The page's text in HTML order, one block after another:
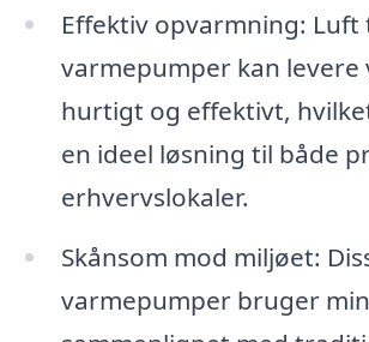
Effektiv opvarmning: Luft
varmepumper kan levere
hurtigt og effektivt,
en ideel løsning til både
erhvervslokaler.
Skånsom mod miljøet:
varmepumper bruger